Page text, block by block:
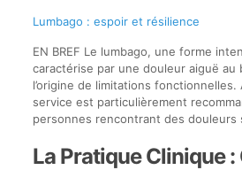
Lumbago : espoir et résilience
EN BREF Le lumbago, une forme
caractérise par une douleur aiguë au
l’origine de limitations fonctionnelles.
service est particulièrement
personnes rencontrant des douleurs
La Pratique Clinique :